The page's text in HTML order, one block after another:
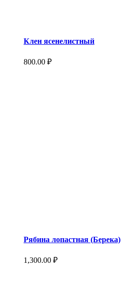
Клен ясенелистный
800.00 ₽
Рябина лопастная (Берека)
1,300.00 ₽